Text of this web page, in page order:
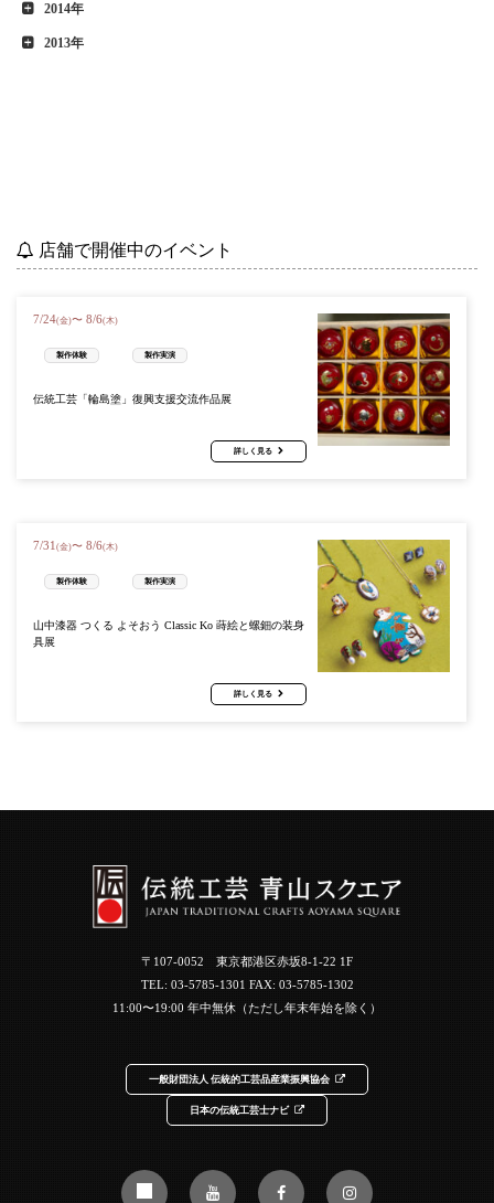
2014年
2013年
店舗で開催中のイベント
7/24(金)〜 8/6(木)
製作体験 製作実演
伝統工芸「輪島塗」復興支援交流作品展
詳しく見る
7/31(金)〜 8/6(木)
製作体験 製作実演
山中漆器 つくる よそおう Classic Ko 蒔絵と螺鈿の装身
具展
詳しく見る
〒107-0052 東京都港区赤坂8-1-22 1F
TEL: 03-5785-1301 FAX: 03-5785-1302
11:00〜19:00 年中無休（ただし年末年始を除く）
一般財団法人 伝統的工芸品産業振興協会
日本の伝統工芸士ナビ